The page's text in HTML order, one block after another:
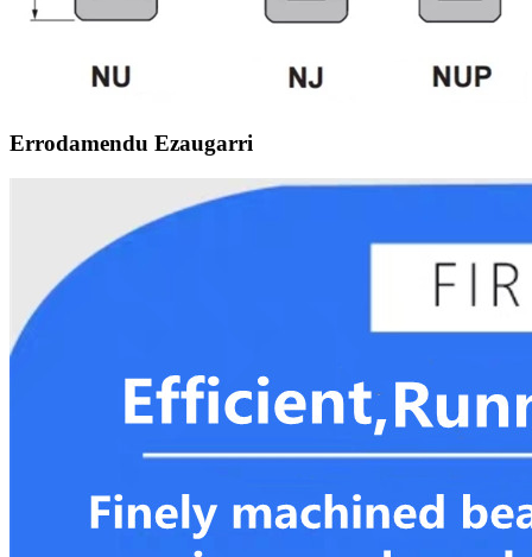
Errodamendu Ezaugarri